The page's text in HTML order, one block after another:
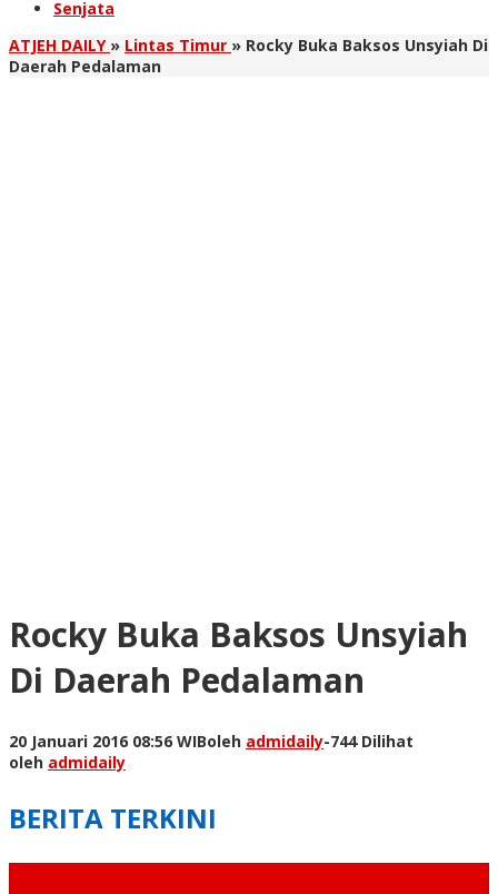
Senjata
ATJEH DAILY » Lintas Timur » Rocky Buka Baksos Unsyiah Di
Daerah Pedalaman
Rocky Buka Baksos Unsyiah
Di Daerah Pedalaman
20 Januari 2016 08:56 WIBoleh admidaily-744 Dilihat
oleh admidaily
BERITA TERKINI